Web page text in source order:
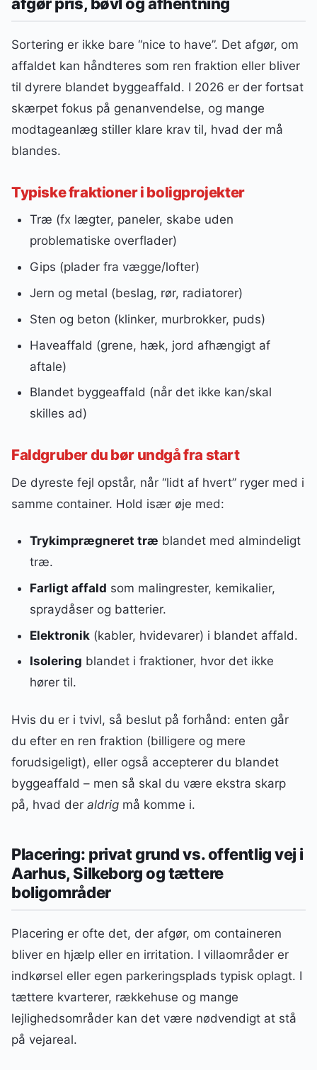
Sortering er ikke bare “nice to have”. Det afgør, om
affaldet kan håndteres som ren fraktion eller bliver
til dyrere blandet byggeaffald. I 2026 er der fortsat
skærpet fokus på genanvendelse, og mange
modtageanlæg stiller klare krav til, hvad der må
blandes.
Typiske fraktioner i boligprojekter
Træ (fx lægter, paneler, skabe uden
problematiske overflader)
Gips (plader fra vægge/lofter)
Jern og metal (beslag, rør, radiatorer)
Sten og beton (klinker, murbrokker, puds)
Haveaffald (grene, hæk, jord afhængigt af
aftale)
Blandet byggeaffald (når det ikke kan/skal
skilles ad)
Faldgruber du bør undgå fra start
De dyreste fejl opstår, når “lidt af hvert” ryger med i
samme container. Hold især øje med:
Trykimprægneret træ blandet med almindeligt
træ.
Farligt affald som malingrester, kemikalier,
spraydåser og batterier.
Elektronik(kabler, hvidevarer) i blandet affald.
Isolering blandet i fraktioner, hvor det ikke
hører til.
Hvis du er i tvivl, så beslut på forhånd: enten går
du efter en ren fraktion (billigere og mere
forudsigeligt), eller også accepterer du blandet
byggeaffald – men så skal du være ekstra skarp
på, hvad der aldrig må komme i.
Placering: privat grund vs. offentlig vej i
Aarhus, Silkeborg og tættere
boligområder
Placering er ofte det, der afgør, om containeren
bliver en hjælp eller en irritation. I villaområder er
indkørsel eller egen parkeringsplads typisk oplagt. I
tættere kvarterer, rækkehuse og mange
lejlighedsområder kan det være nødvendigt at stå
på vejareal.